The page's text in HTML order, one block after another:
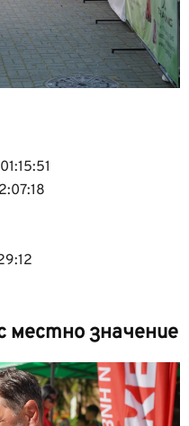
местно значение